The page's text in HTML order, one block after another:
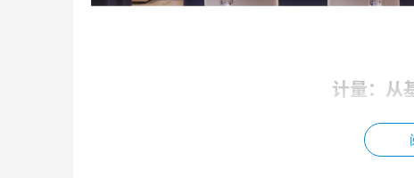
计量：从
在新一轮科技革命与产业变革加速演进的背